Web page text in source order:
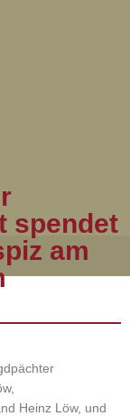
spendet
am
Heinz Löw, und